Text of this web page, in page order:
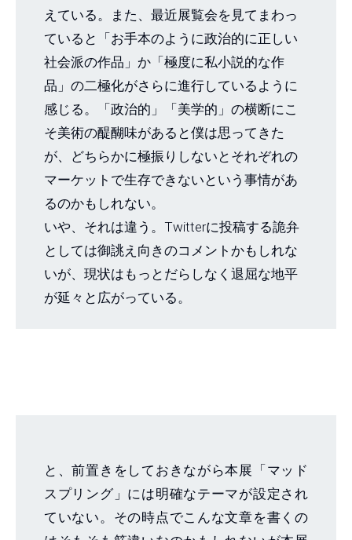
えている。また、最近展覧会を見てまわっ
ていると「お手本のように政治的に正しい
社会派の作品」か「極度に私小説的な作
品」の二極化がさらに進行しているように
感じる。「政治的」「美学的」の横断にこ
そ美術の醍醐味があると僕は思ってきた
が、どちらかに極振りしないとそれぞれの
マーケットで生存できないという事情があ
るのかもしれない。
いや、それは違う。Twitterに投稿する詭弁
としては御誂え向きのコメントかもしれな
いが、現状はもっとだらしなく退屈な地平
が延々と広がっている。
と、前置きをしておきながら本展「マッド
スプリング」には明確なテーマが設定され
ていない。その時点でこんな文章を書くの